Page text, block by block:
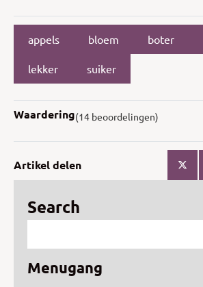
appels bloem boter
lekker suiker
Waardering(14 beoordelingen)
Artikel delen
Search
Menugang